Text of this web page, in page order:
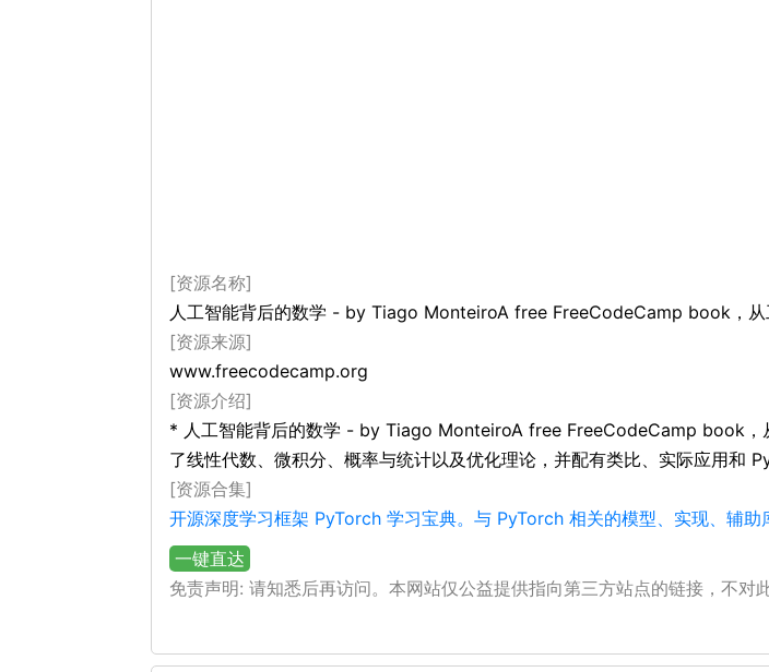
[资源名称]
人工智能背后的数学 - by Tiago MonteiroA free FreeCodeCamp book，从
[资源来源]
www.freecodecamp.org
[资源介绍]
* 人工智能背后的数学 - by Tiago MonteiroA free FreeCodeCamp book，
了线性代数、微积分、概率与统计以及优化理论，并配有类比、实际应用和
[资源合集]
开源深度学习框架 PyTorch 学习宝典。与 PyTorch 相关的模型、实现、辅助
一键直达
免责声明: 请知悉后再访问。本网站仅公益提供指向第三方站点的链接，不对